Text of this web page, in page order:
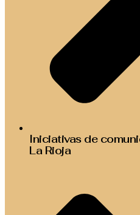
Iniciativas de
La Rioja